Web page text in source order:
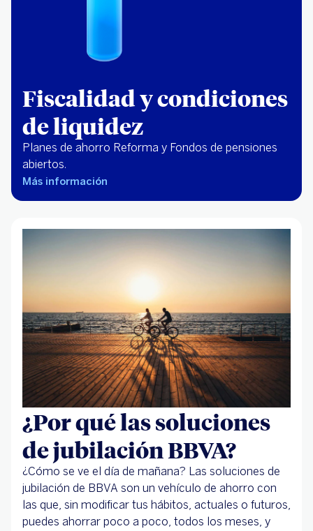
Fiscalidad y condiciones
de liquidez
Planes de ahorro Reforma y Fondos de pensiones
abiertos.
Más información
¿Por qué las soluciones
de jubilación BBVA?
¿Cómo se ve el día de mañana? Las soluciones de
jubilación de BBVA son un vehículo de ahorro con
las que, sin modificar tus hábitos, actuales o futuros,
puedes ahorrar poco a poco, todos los meses, y